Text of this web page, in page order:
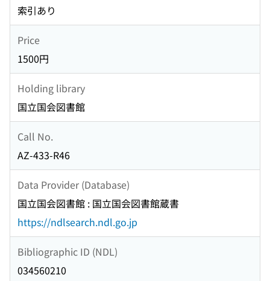
索引あり
Price
1500円
Holding library
国立国会図書館
Call No.
AZ-433-R46
Data Provider (Database)
国立国会図書館 : 国立国会図書館蔵書
https://ndlsearch.ndl.go.jp
Bibliographic ID (NDL)
034560210